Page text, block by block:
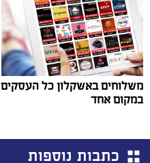
משלוחים באשקלון כל העסקים
במקום אחד
כתבות נוספות